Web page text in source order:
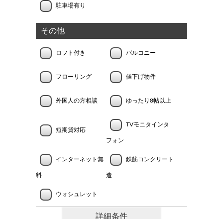
駐車場有り
その他
ロフト付き バルコニー
フローリング 値下げ物件
外国人の方相談 ゆったり8帖以上
短期貸対応
TVモニタインタ
フォン
インターネット無
料
鉄筋コンクリート
造
ウォシュレット